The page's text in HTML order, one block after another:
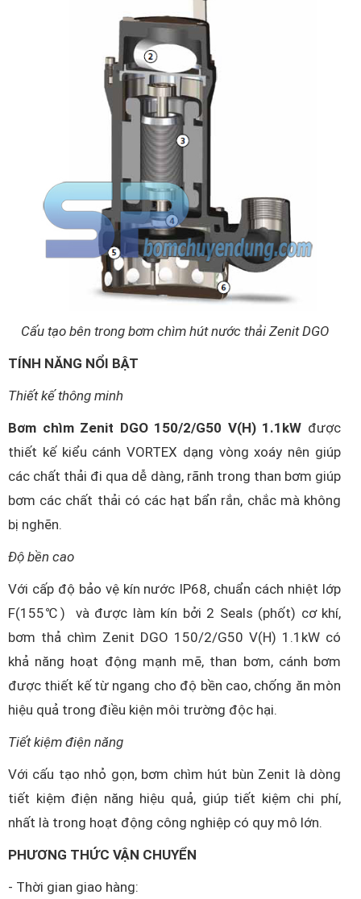
Cấu tạo bên trong bơm chìm hút nước thải Zenit DGO
TÍNH NĂNG NỔI BẬT
Thiết kế thông minh
Bơm chìm Zenit DGO 150/2/G50 V(H) 1.1kW được
thiết kế kiểu cánh VORTEX dạng vòng xoáy nên giúp
các chất thải đi qua dễ dàng, rãnh trong than bơm giúp
bơm các chất thải có các hạt bẩn rắn, chắc mà không
bị nghẽn.
Độ bền cao
Với cấp độ bảo vệ kín nước IP68, chuẩn cách nhiệt lớp
F(155℃) và được làm kín bởi 2 Seals (phốt) cơ khí,
bơm thả chìm Zenit DGO 150/2/G50 V(H) 1.1kW có
khả năng hoạt động mạnh mẽ, than bơm, cánh bơm
được thiết kế từ ngang cho độ bền cao, chống ăn mòn
hiệu quả trong điều kiện môi trường độc hại.
Tiết kiệm điện năng
Với cấu tạo nhỏ gọn, bơm chìm hút bùn Zenit là dòng
tiết kiệm điện năng hiệu quả, giúp tiết kiệm chi phí,
nhất là trong hoạt động công nghiệp có quy mô lớn.
PHƯƠNG THỨC VẬN CHUYỂN
- Thời gian giao hàng: